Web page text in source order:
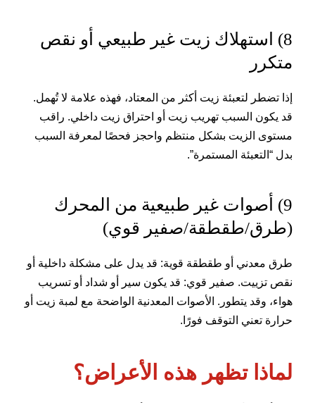
8) استهلاك زيت غير طبيعي أو نقص
متكرر
إذا تضطر لتعبئة زيت أكثر من المعتاد، فهذه علامة لا تُهمل.
قد يكون السبب تهريب زيت أو احتراق زيت داخلي. راقب
مستوى الزيت بشكل منتظم واحجز فحصًا لمعرفة السبب
بدل “التعبئة المستمرة”.
9) أصوات غير طبيعية من المحرك
(طرق/طقطقة/صفير قوي)
طرق معدني أو طقطقة قوية: قد يدل على مشكلة داخلية أو
نقص تزييت. صفير قوي: قد يكون سير أو شداد أو تسريب
هواء، وقد يتطور. الأصوات المعدنية الواضحة مع لمبة زيت أو
حرارة تعني التوقف فورًا.
لماذا تظهر هذه الأعراض؟